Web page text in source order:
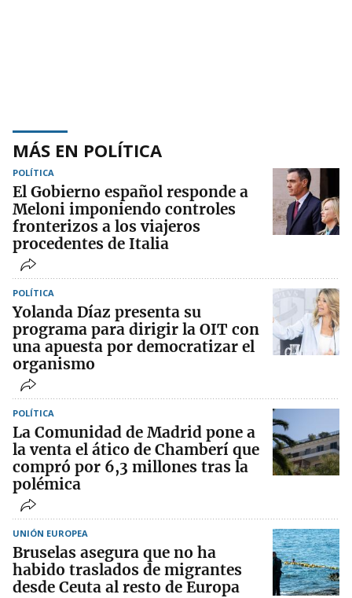
MÁS EN POLÍTICA
POLÍTICA
El Gobierno español responde a
Meloni imponiendo controles
fronterizos a los viajeros
procedentes de Italia
POLÍTICA
Yolanda Díaz presenta su
programa para dirigir la OIT con
una apuesta por democratizar el
organismo
POLÍTICA
La Comunidad de Madrid pone a
la venta el ático de Chamberí que
compró por 6,3 millones tras la
polémica
UNIÓN EUROPEA
Bruselas asegura que no ha
habido traslados de migrantes
desde Ceuta al resto de Europa